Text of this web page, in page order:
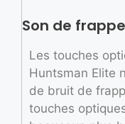
Son de frappe
Les touches
Huntsman Elite
de bruit de
touches